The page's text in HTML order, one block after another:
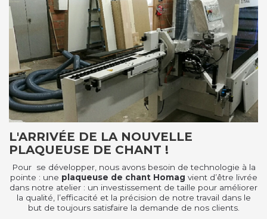
L'ARRIVÉE DE LA NOUVELLE
PLAQUEUSE DE CHANT !
Pour se développer, nous avons besoin de technologie à la
pointe : une plaqueuse de chant Homag vient d’être livrée
dans notre atelier : un investissement de taille pour améliorer
la qualité, l’efficacité et la précision de notre travail dans le
but de toujours satisfaire la demande de nos clients.